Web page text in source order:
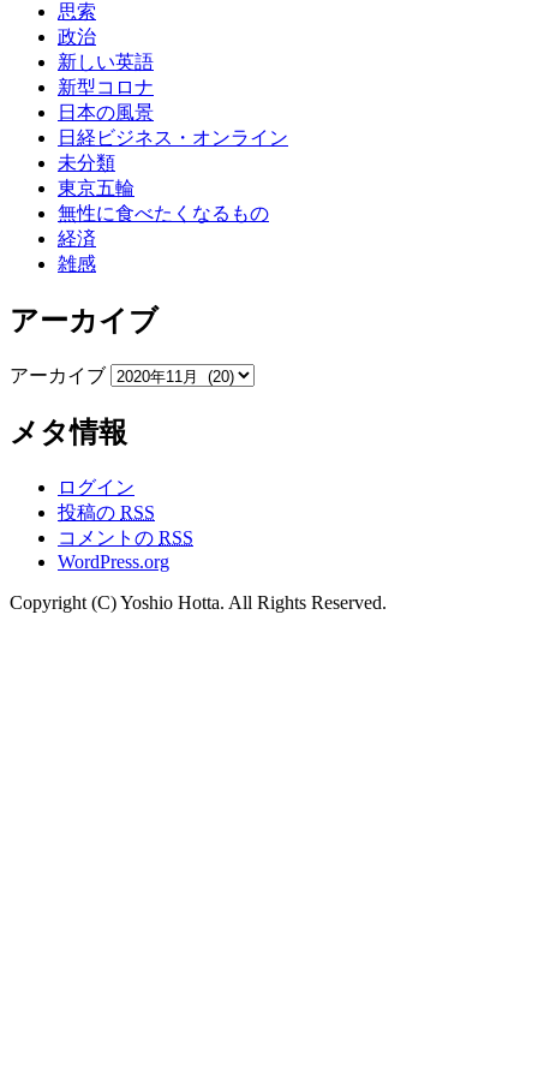
思索
政治
新しい英語
新型コロナ
日本の風景
日経ビジネス・オンライン
未分類
東京五輪
無性に食べたくなるもの
経済
雑感
アーカイブ
アーカイブ
メタ情報
ログイン
投稿の RSS
コメントの RSS
WordPress.org
Copyright (C) Yoshio Hotta. All Rights Reserved.